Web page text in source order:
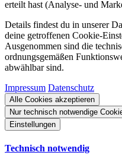
erteilt hast (Analyse- und
Details findest du in unserer
deine getroffenen Cookie-
Ausgenommen sind die
ordnungsgemäßen
abwählbar sind.
Impressum Datenschutz
Alle Cookies akzeptieren
Nur technisch notwendige
Einstellungen
Technisch notwendig